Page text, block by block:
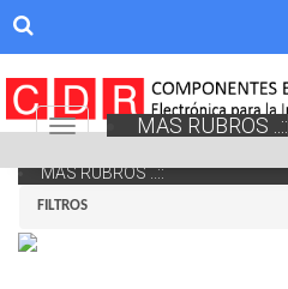
Navigation ein-/ausblenden
MAS RUBROS ..::
MAS RUBROS ..::
FILTROS